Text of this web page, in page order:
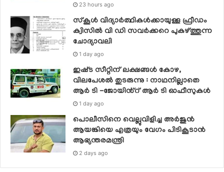
23 hours ago
സ്‌കൂള്‍ വിദ്യാര്‍ത്ഥികള്‍ക്കായുള്ള ഫ്രീഡം
ക്വിസില്‍ വി ഡി സവര്‍ക്കറെ പുകഴ്ത്തുന്ന
ചോദ്യാവലി
1 day ago
ഇഷ്‌ട സീറ്റിന് ലക്ഷങ്ങൾ കോഴ,
വിലപേശൽ തുടരുന്നു : നാഥനില്ലാതെ
ആർ ടി -ജോയിൻ്റ് ആർ ടി ഓഫീസുകൾ
1 day ago
പൊലീസിനെ വെല്ലുവിളിച്ച അര്‍ജുന്‍
ആയങ്കിയെ എത്രയും വേഗം പിടികൂടാന്‍
ആഭ്യന്തരമന്ത്രി
2 days ago